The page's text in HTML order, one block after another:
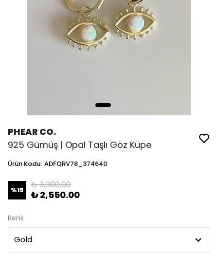
PHEAR CO.
925 Gümüş | Opal Taşlı Göz Küpe
Ürün Kodu: ADFQRV78_374640
%15 ₺ 3,000.00
₺ 2,550.00
Renk